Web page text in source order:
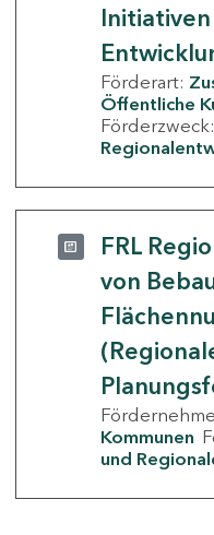
Förderart:
Öffentliche
Förderzweck:
FRL
von
Kommunen
und